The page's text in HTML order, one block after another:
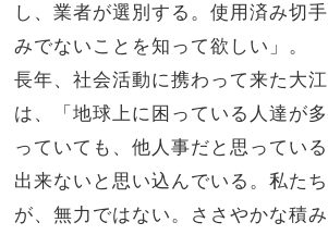
し、業者が選別する。使用済み切
みでないことを知って欲しい」。
長年、社会活動に携わって来た大
は、「地球上に困っている人達が
っていても、他人事だと思ってい
出来ないと思い込んでいる。私た
が、無力ではない。ささやかな積